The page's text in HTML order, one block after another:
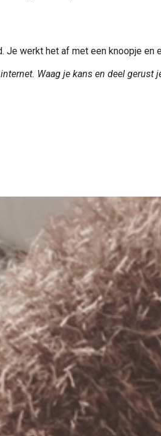
Je werkt het af met een knoopje en
Waag je kans en deel